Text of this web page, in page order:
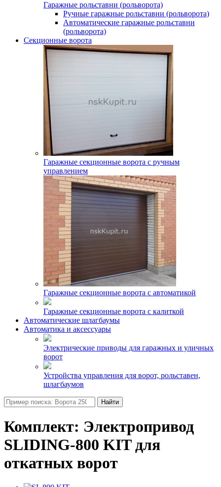
Гаражные рольставни (рольворота)
Ручные гаражные рольставни (рольворота)
Автоматические гаражные рольставни
(рольворота)
Секционные ворота
Гаражные секционные ворота с ручным
управлением
Гаражные секционные ворота с автоматикой
Гаражные секционные ворота с калиткой
Автоматические шлагбаумы
Автоматика и аксессуары
Электрические приводы для гаражных и уличных
ворот
Устройства управления для ворот, рольставен,
шлагбаумов
Найти
Комплект: Электропривод
SLIDING-800 KIT для
откатных ворот